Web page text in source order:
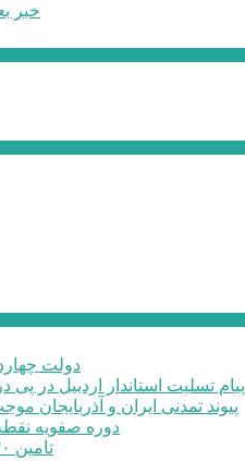
خبر
دولت
پیام تسلیت استاندار اردبیل در
پیوند تمدنی ایران و آذربایجان
دوره صفویه
تامین ۲۳۰میلیارد تومان برای تکمیل تالار شهر اردبیل